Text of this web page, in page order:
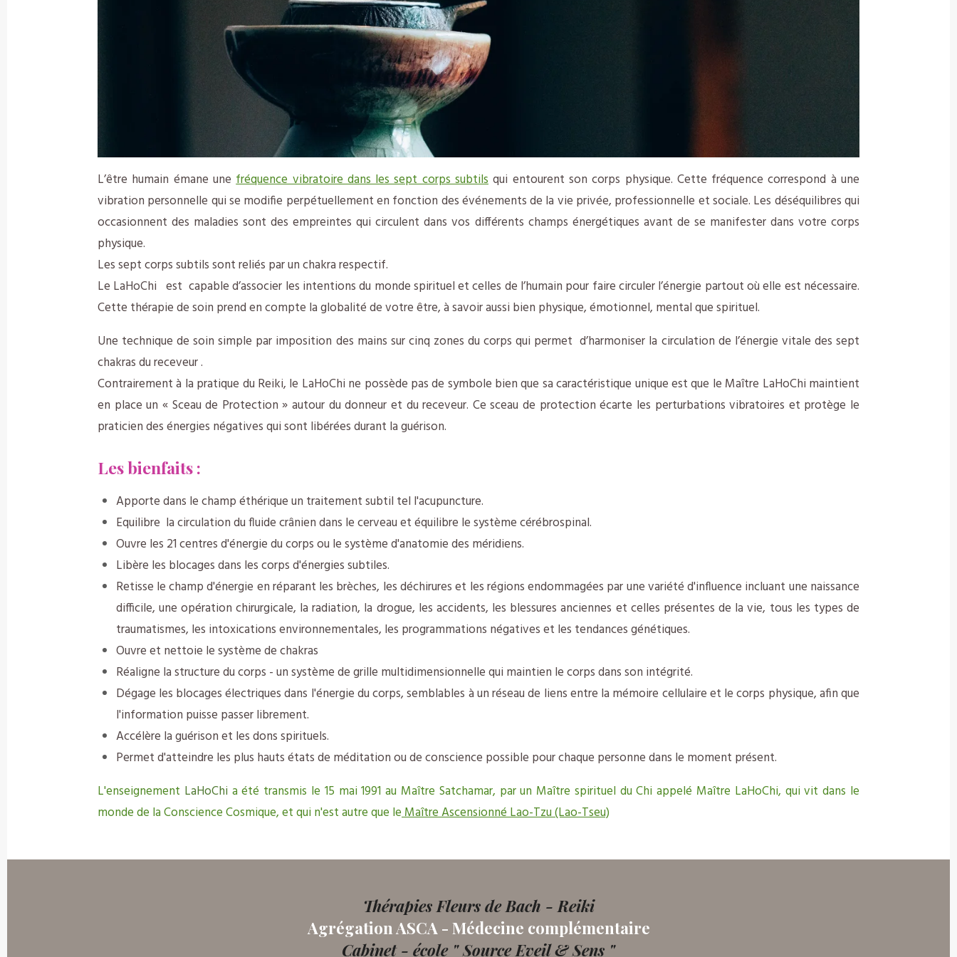
L’être humain émane une fréquence vibratoire dans les sept corps subtils qui entourent son corps physique. Cette fréquence correspond à une
vibration personnelle qui se modifie perpétuellement en fonction des événements de la vie privée, professionnelle et sociale. Les déséquilibres qui
occasionnent des maladies sont des empreintes qui circulent dans vos différents champs énergétiques avant de se manifester dans votre corps
physique.
Les sept corps subtils sont reliés par un chakra respectif.
Le LaHoChi est capable d’associer les intentions du monde spirituel et celles de l’humain pour faire circuler l’énergie partout où elle est nécessaire.
Cette thérapie de soin prend en compte la globalité de votre être, à savoir aussi bien physique, émotionnel, mental que spirituel.
Une technique de soin simple par imposition des mains sur cinq zones du corps qui permet d’harmoniser la circulation de l’énergie vitale des sept
chakras du receveur .
Contrairement à la pratique du Reiki, le LaHoChi ne possède pas de symbole bien que sa caractéristique unique est que le Maître LaHoChi maintient
en place un « Sceau de Protection » autour du donneur et du receveur. Ce sceau de protection écarte les perturbations vibratoires et protège le
praticien des énergies négatives qui sont libérées durant la guérison.
Les bienfaits :
Apporte dans le champ éthérique un traitement subtil tel l'acupuncture.
Equilibre la circulation du fluide crânien dans le cerveau et équilibre le système cérébrospinal.
Ouvre les 21 centres d'énergie du corps ou le système d'anatomie des méridiens.
Libère les blocages dans les corps d'énergies subtiles.
Retisse le champ d'énergie en réparant les brèches, les déchirures et les régions endommagées par une variété d'influence incluant une naissance
difficile, une opération chirurgicale, la radiation, la drogue, les accidents, les blessures anciennes et celles présentes de la vie, tous les types de
traumatismes, les intoxications environnementales, les programmations négatives et les tendances génétiques.
Ouvre et nettoie le système de chakras
Réaligne la structure du corps - un système de grille multidimensionnelle qui maintien le corps dans son intégrité.
Dégage les blocages électriques dans l'énergie du corps, semblables à un réseau de liens entre la mémoire cellulaire et le corps physique, afin que
l'information puisse passer librement.
Accélère la guérison et les dons spirituels.
Permet d'atteindre les plus hauts états de méditation ou de conscience possible pour chaque personne dans le moment présent.
L'enseignement LaHoChi a été transmis le 15 mai 1991 au Maître Satchamar, par un Maître spirituel du Chi appelé Maître LaHoChi, qui vit dans le
monde de la Conscience Cosmique, et qui n'est autre que leMaître Ascensionné Lao-Tzu (Lao-Tseu)
Thérapies Fleurs de Bach - Reiki
Agrégation ASCA - Médecine complémentaire
Cabinet - école " Source Eveil & Sens "